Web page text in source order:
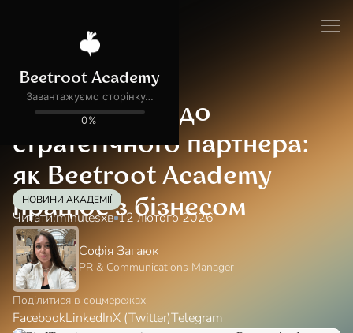
Блог Новини
Від IT-освіти до
стратегічного партнера:
як Beetroot Academy
працює з бізнесом
НОВИНИ АКАДЕМІЇ
Читати:minutesхв 12 лютого 2026
Софія Загаюк
PR & Communications Manager
Поділитися в соцмережах
FacebookLinkedInX (Twitter)Telegram